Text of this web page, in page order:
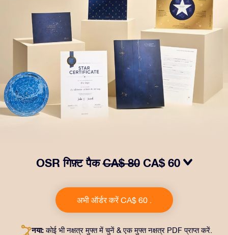
OSR गिफ़्ट पैकCA$ 80 CA$ 60
लिफ़ाफ़ा, आपकी पसंद से तैयार दस्तावेज़, साथ ही डिजिटल दस्तावेज़
और हमारे ऐप्स का मुफ़्त इस्तेमाल शामिल है। यह दोस्तों और प्रियजनों को
एक हमेशा बरक़रार रहने वाला उपहार पेश करने का जादुई तरीक़ा है।
अभी ऑर्डर करें CA$ 60 .
नया:कोई भी नक्षत्र मुफ्त में चुनें & एक मुफ्त नक्षत्र PDF प्राप्त करें.